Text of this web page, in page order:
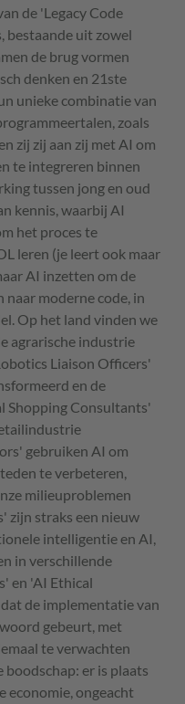
de 'Legacy Code
bestaande uit zowel
de brug vormen
denken en 21ste
unieke combinatie van
zoals
zij zij aan zij met AI om
te integreren binnen
tussen jong en oud
kennis, waarbij AI
het proces te
leren (je leert ook maar
AI inzetten om de
naar moderne code, in
Op het land vinden we
agrarische industrie
Liaison Officers'
en de
Shopping Consultants'
gebruiken AI om
te verbeteren,
milieuproblemen
zijn straks een nieuw
intelligentie en AI,
in verschillende
en 'AI Ethical
de implementatie van
gebeurt, met
te verwachten
er is plaats
economie, ongeacht